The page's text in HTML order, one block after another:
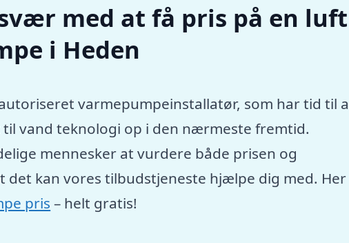
med at få pris på en luft
i Heden
varmepumpeinstallatør, som har tid til
vand teknologi op i den nærmeste fremtid.
mennesker at vurdere både prisen og
kan vores tilbudstjeneste hjælpe dig med. Her
pris – helt gratis!